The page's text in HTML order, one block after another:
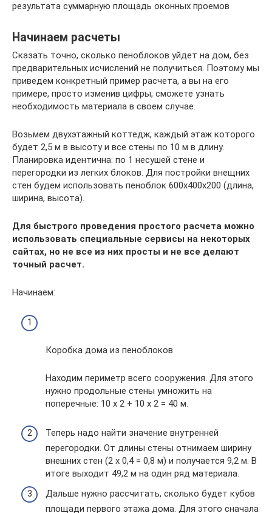
результата суммарную площадь оконных проемов
Начинаем расчеты
Сказать точно, сколько пеноблоков уйдет на дом, без
предварительных исчислений не получиться. Поэтому мы
приведем конкретный пример расчета, а вы на его
примере, просто изменив цифры, сможете узнать
необходимость материала в своем случае.
Возьмем двухэтажный коттедж, каждый этаж которого
будет 2,5 м в высоту и все стены по 10 м в длину.
Планировка идентична: по 1 несушей стене и
перегородки из легких блоков. Для постройки внещних
стен будем использовать пеноблок 600х400х200 (длина,
ширина, высота).
Для быстрого проведения простого расчета можно
использовать специальные сервисы на некоторых
сайтах, но не все из них просты и не все делают
точный расчет.
Начинаем:
Коробка дома из пеноблоков
Находим периметр всего сооружения. Для этого
нужно продольные стены умножить на
поперечные: 10 х 2 + 10 х 2 = 40 м.
Теперь надо найти значение внутренней
перегородки. От длины стены отнимаем ширину
внешних стен (2 х 0,4 = 0,8 м) и получается 9,2 м. В
итоге выходит 49,2 м на один ряд материала.
Дальше нужно рассчитать, сколько будет кубов
площади первого этажа дома. Для этого сначала